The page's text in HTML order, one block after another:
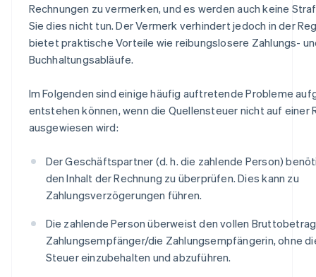
Rechnungen zu vermerken, und es werden auch keine
Sie dies nicht tun. Der Vermerk verhindert jedoch in der
bietet praktische Vorteile wie reibungslosere Zahlungs-
Buchhaltungsabläufe.
Im Folgenden sind einige häufig auftretende Probleme
entstehen können, wenn die Quellensteuer nicht auf einer
ausgewiesen wird:
Der Geschäftspartner (d. h. die zahlende Person)
den Inhalt der Rechnung zu überprüfen. Dies kann zu
Zahlungsverzögerungen führen.
Die zahlende Person überweist den vollen
Zahlungsempfänger/die Zahlungsempfängerin, ohne
Steuer einzubehalten und abzuführen.